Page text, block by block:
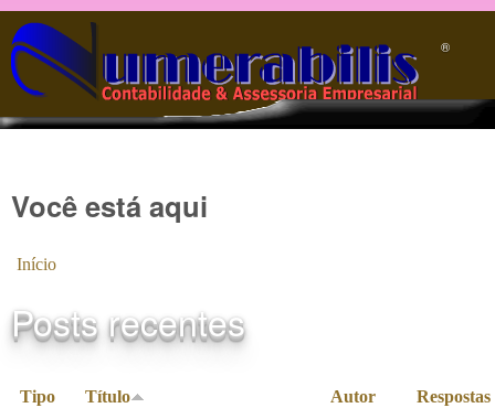
Pular para o conteúdo principal
®️
Você está aqui
Início
Posts recentes
Tipo Título Autor Respostas